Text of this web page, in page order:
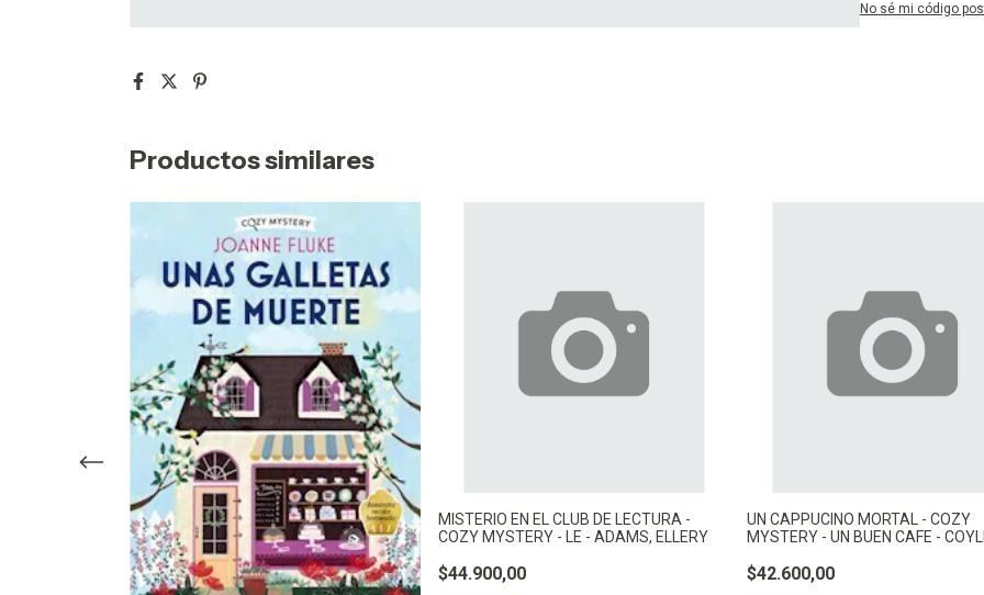
No sé mi código
Productos similares
MISTERIO EN EL CLUB DE LECTURA -
COZY MYSTERY - LE - ADAMS, ELLERY
$44.900,00
UN CAPPUCINO MORTAL - COZY
MYSTERY - UN BUEN CAFE -
$42.600,00